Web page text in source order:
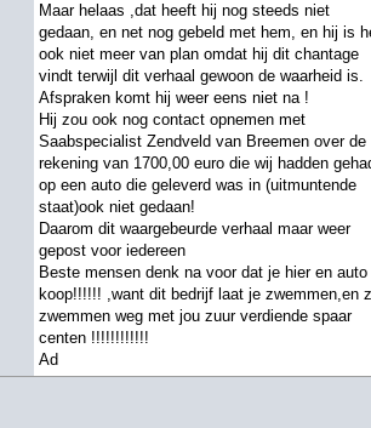
Maar helaas ,dat heeft hij nog steeds niet
gedaan, en net nog gebeld met hem, en hij is
ook niet meer van plan omdat hij dit chantage
vindt terwijl dit verhaal gewoon de waarheid is.
Afspraken komt hij weer eens niet na !
Hij zou ook nog contact opnemen met
Saabspecialist Zendveld van Breemen over de
rekening van 1700,00 euro die wij hadden
op een auto die geleverd was in (uitmuntende
staat)ook niet gedaan!
Daarom dit waargebeurde verhaal maar weer
gepost voor iedereen
Beste mensen denk na voor dat je hier en auto
koop!!!!!! ,want dit bedrijf laat je zwemmen,en
zwemmen weg met jou zuur verdiende spaar
centen !!!!!!!!!!!!
Ad